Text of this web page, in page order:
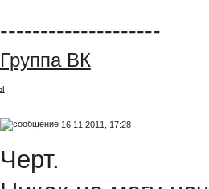
--------------------
Группа ВК
16.11.2011, 17:28
Черт.